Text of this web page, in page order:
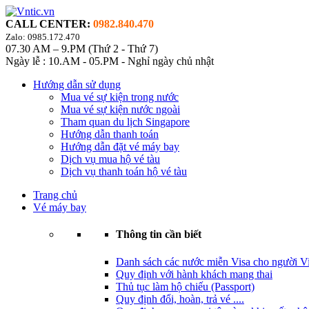
CALL CENTER: 0982.840.470
Zalo: 0985.172.470
07.30 AM – 9.PM (Thứ 2 - Thứ 7)
Ngày lễ : 10.AM - 05.PM - Nghỉ ngày chủ nhật
Hướng dẫn sử dụng
Mua vé sự kiện trong nước
Mua vé sự kiện nước ngoài
Tham quan du lịch Singapore
Hướng dẫn thanh toán
Hướng dẫn đặt vé máy bay
Dịch vụ mua hộ vé tàu
Dịch vụ thanh toán hộ vé tàu
Trang chủ
Vé máy bay
Thông tin cần biết
Danh sách các nước miễn Visa cho người
Quy định với hành khách mang thai
Thủ tục làm hộ chiếu (Passport)
Quy định đổi, hoàn, trả vé ....